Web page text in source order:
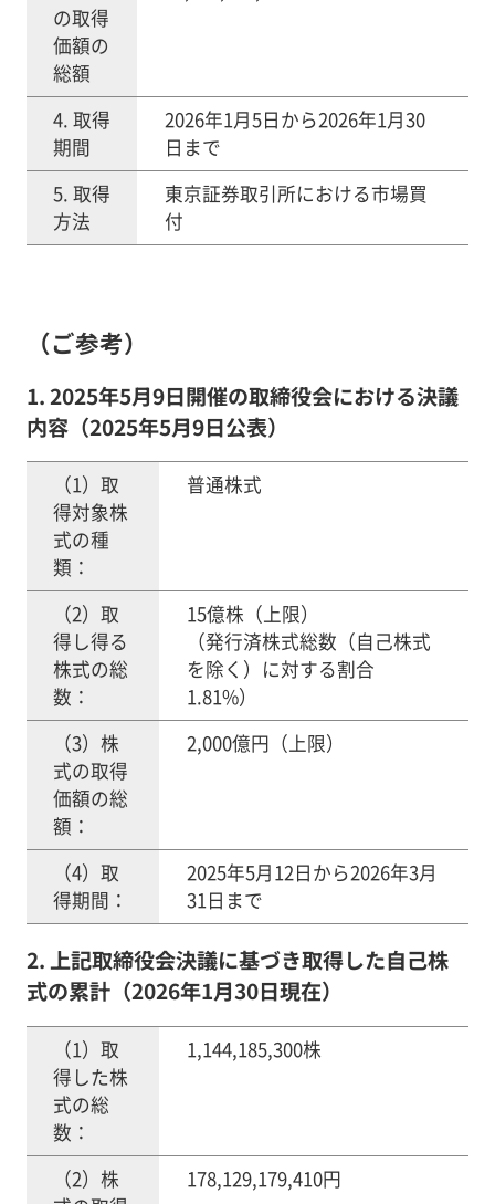
の取得
価額の
総額
4. 取得
期間
2026年1月5日から2026年1月30
日まで
5. 取得
方法
東京証券取引所における市場買
付
（ご参考）
1. 2025年5月9日開催の取締役会における決議
内容（2025年5月9日公表）
（1）取
得対象株
式の種
類：
普通株式
（2）取
得し得る
株式の総
数：
15億株（上限）
（発行済株式総数（自己株式
を除く）に対する割合
1.81%）
（3）株
式の取得
価額の総
額：
2,000億円（上限）
（4）取
得期間：
2025年5月12日から2026年3月
31日まで
2. 上記取締役会決議に基づき取得した自己株
式の累計（2026年1月30日現在）
（1）取
得した株
式の総
数：
1,144,185,300株
（2）株
178,129,179,410円